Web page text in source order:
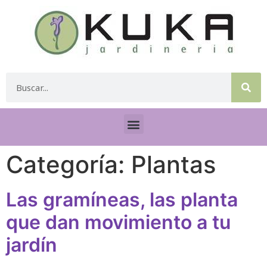
Categoría: Plantas
Las gramíneas, las planta
que dan movimiento a tu
jardín